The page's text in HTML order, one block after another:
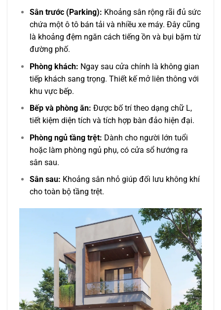
Sân trước (Parking): Khoảng sân rộng rãi đủ sức
chứa một ô tô bán tải và nhiều xe máy. Đây cũng
là khoảng đệm ngăn cách tiếng ồn và bụi bặm từ
đường phố.
Phòng khách: Ngay sau cửa chính là không gian
tiếp khách sang trọng. Thiết kế mở liên thông với
khu vực bếp.
Bếp và phòng ăn: Được bố trí theo dạng chữ L,
tiết kiệm diện tích và tích hợp bàn đảo hiện đại.
Phòng ngủ tầng trệt: Dành cho người lớn tuổi
hoặc làm phòng ngủ phụ, có cửa sổ hướng ra
sân sau.
Sân sau: Khoảng sân nhỏ giúp đối lưu không khí
cho toàn bộ tầng trệt.